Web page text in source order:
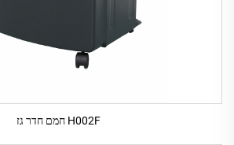
H002F חמם חדר גז